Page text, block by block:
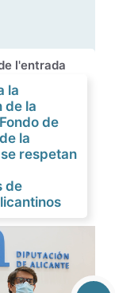
l'entrada
la
de la
de
la
respetan
de